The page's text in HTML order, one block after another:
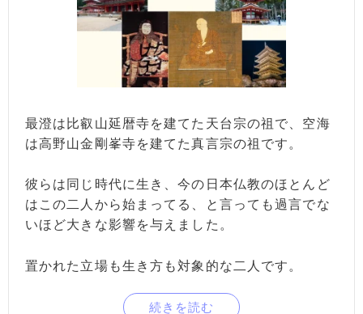
最澄は比叡山延暦寺を建てた天台宗の祖で、空海
は高野山金剛峯寺を建てた真言宗の祖です。
彼らは同じ時代に生き、今の日本仏教のほとんど
はこの二人から始まってる、と言っても過言でな
いほど大きな影響を与えました。
置かれた立場も生き方も対象的な二人です。
続きを読む